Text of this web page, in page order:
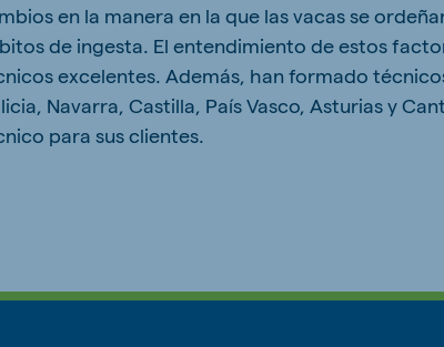
en la manera en la que las vacas se
de ingesta. El entendimiento de estos
excelentes. Además, han formado
Navarra, Castilla, País Vasco, Asturias y
para sus clientes.